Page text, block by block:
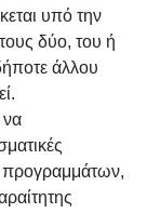
υπό την
δύο, του ή
άλλου
να
προγραμμάτων,